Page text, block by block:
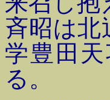
斉昭は北
学豊田
る。